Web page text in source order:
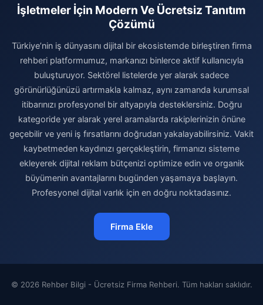
İşletmeler İçin Modern Ve Ücretsiz Tanıtım
Çözümü
Türkiye’nin iş dünyasını dijital bir ekosistemde birleştiren firma
rehberi platformumuz, markanızı binlerce aktif kullanıcıyla
buluşturuyor. Sektörel listelerde yer alarak sadece
görünürlüğünüzü artırmakla kalmaz, aynı zamanda kurumsal
itibarınızı profesyonel bir altyapıyla desteklersiniz. Doğru
kategoride yer alarak yerel aramalarda rakiplerinizin önüne
geçebilir ve yeni iş fırsatlarını doğrudan yakalayabilirsiniz. Vakit
kaybetmeden kaydınızı gerçekleştirin, firmanızı sisteme
ekleyerek dijital reklam bütçenizi optimize edin ve organik
büyümenin avantajlarını bugünden yaşamaya başlayın.
Profesyonel dijital varlık için en doğru noktadasınız.
Firma Ekle
© 2026 Rehber Bilgi - Ücretsiz Firma Rehberi. Tüm hakları saklıdır.